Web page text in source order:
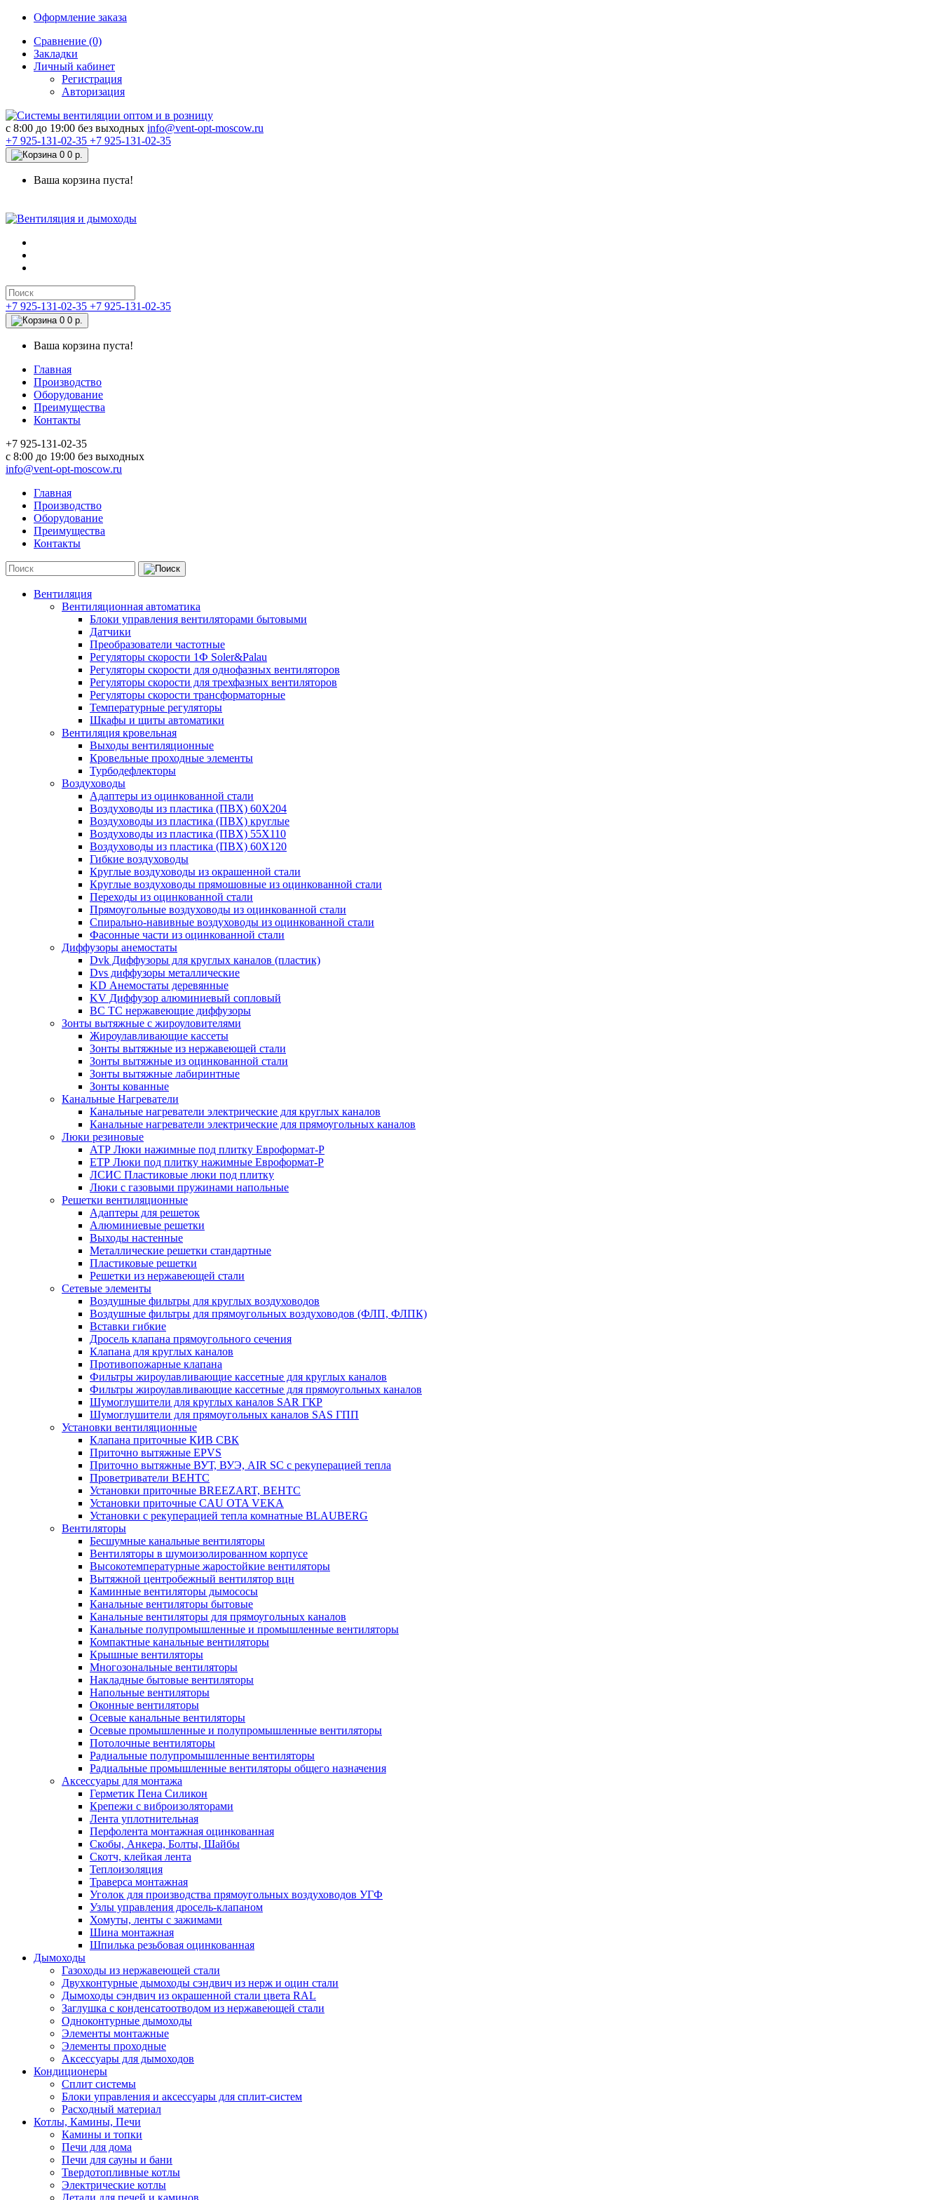
Оформление заказа
Сравнение (0)
Закладки
Личный кабинет
Регистрация
Авторизация
c 8:00 до 19:00 без выходных info@vent-opt-moscow.ru
+7 925-131-02-35 +7 925-131-02-35
0 0 р.
Ваша корзина пуста!
+7 925-131-02-35 +7 925-131-02-35
0 0 р.
Ваша корзина пуста!
Главная
Производство
Оборудование
Преимущества
Контакты
+7 925-131-02-35
c 8:00 до 19:00 без выходных
info@vent-opt-moscow.ru
Главная
Производство
Оборудование
Преимущества
Контакты
Вентиляция
Вентиляционная автоматика
Блоки управления вентиляторами бытовыми
Датчики
Преобразователи частотные
Регуляторы скорости 1Ф Soler&Palau
Регуляторы скорости для однофазных вентиляторов
Регуляторы скорости для трехфазных вентиляторов
Регуляторы скорости трансформаторные
Температурные регуляторы
Шкафы и щиты автоматики
Вентиляция кровельная
Выходы вентиляционные
Кровельные проходные элементы
Турбодефлекторы
Воздуховоды
Адаптеры из оцинкованной стали
Воздуховоды из пластика (ПВХ) 60Х204
Воздуховоды из пластика (ПВХ) круглые
Воздуховоды из пластика (ПВХ) 55Х110
Воздуховоды из пластика (ПВХ) 60Х120
Гибкие воздуховоды
Круглые воздуховоды из окрашенной стали
Круглые воздуховоды прямошовные из оцинкованной стали
Переходы из оцинкованной стали
Прямоугольные воздуховоды из оцинкованной стали
Спирально-навивные воздуховоды из оцинкованной стали
Фасонные части из оцинкованной стали
Диффузоры анемостаты
Dvk Диффузоры для круглых каналов (пластик)
Dvs диффузоры металлические
KD Анемостаты деревянные
KV Диффузор алюминиевый сопловый
ВС ТС нержавеющие диффузоры
Зонты вытяжные с жироуловителями
Жироулавливающие кассеты
Зонты вытяжные из нержавеющей стали
Зонты вытяжные из оцинкованной стали
Зонты вытяжные лабиринтные
Зонты кованные
Канальные Нагреватели
Канальные нагреватели электрические для круглых каналов
Канальные нагреватели электрические для прямоугольных каналов
Люки резиновые
АТР Люки нажимные под плитку Евроформат-Р
ЕТР Люки под плитку нажимные Евроформат-Р
ЛСИС Пластиковые люки под плитку
Люки с газовыми пружинами напольные
Решетки вентиляционные
Адаптеры для решеток
Алюминиевые решетки
Выходы настенные
Металлические решетки стандартные
Пластиковые решетки
Решетки из нержавеющей стали
Сетевые элементы
Воздушные фильтры для круглых воздуховодов
Воздушные фильтры для прямоугольных воздуховодов (ФЛП, ФЛПК)
Вставки гибкие
Дросель клапана прямоугольного сечения
Клапана для круглых каналов
Противопожарные клапана
Фильтры жироулавливающие кассетные для круглых каналов
Фильтры жироулавливающие кассетные для прямоугольных каналов
Шумоглушители для круглых каналов SAR ГКР
Шумоглушители для прямоугольных каналов SAS ГПП
Установки вентиляционные
Клапана приточные КИВ СВК
Приточно вытяжные EPVS
Приточно вытяжные ВУТ, ВУЭ, AIR SC с рекуперацией тепла
Проветриватели ВЕНТС
Установки приточные BREEZART, ВЕНТС
Установки приточные CAU OTA VEKA
Установки с рекуперацией тепла комнатные BLAUBERG
Вентиляторы
Бесшумные канальные вентиляторы
Вентиляторы в шумоизолированном корпусе
Высокотемпературные жаростойкие вентиляторы
Вытяжной центробежный вентилятор вцн
Каминные вентиляторы дымососы
Канальные вентиляторы бытовые
Канальные вентиляторы для прямоугольных каналов
Канальные полупромышленные и промышленные вентиляторы
Компактные канальные вентиляторы
Крышные вентиляторы
Многозональные вентиляторы
Накладные бытовые вентиляторы
Напольные вентиляторы
Оконные вентиляторы
Осевые канальные вентиляторы
Осевые промышленные и полупромышленные вентиляторы
Потолочные вентиляторы
Радиальные полупромышленные вентиляторы
Радиальные промышленные вентиляторы общего назначения
Аксессуары для монтажа
Герметик Пена Силикон
Крепежи с виброизоляторами
Лента уплотнительная
Перфолента монтажная оцинкованная
Скобы, Анкера, Болты, Шайбы
Скотч, клейкая лента
Теплоизоляция
Траверса монтажная
Уголок для производства прямоугольных воздуховодов УГФ
Узлы управления дросель-клапаном
Хомуты, ленты с зажимами
Шина монтажная
Шпилька резьбовая оцинкованная
Дымоходы
Газоходы из нержавеющей стали
Двухконтурные дымоходы сэндвич из нерж и оцин стали
Дымоходы сэндвич из окрашенной стали цвета RAL
Заглушка с конденсатоотводом из нержавеющей стали
Одноконтурные дымоходы
Элементы монтажные
Элементы проходные
Аксессуары для дымоходов
Кондиционеры
Сплит системы
Блоки управления и аксессуары для сплит-систем
Расходный материал
Котлы, Камины, Печи
Камины и топки
Печи для дома
Печи для сауны и бани
Твердотопливные котлы
Электрические котлы
Детали для печей и каминов